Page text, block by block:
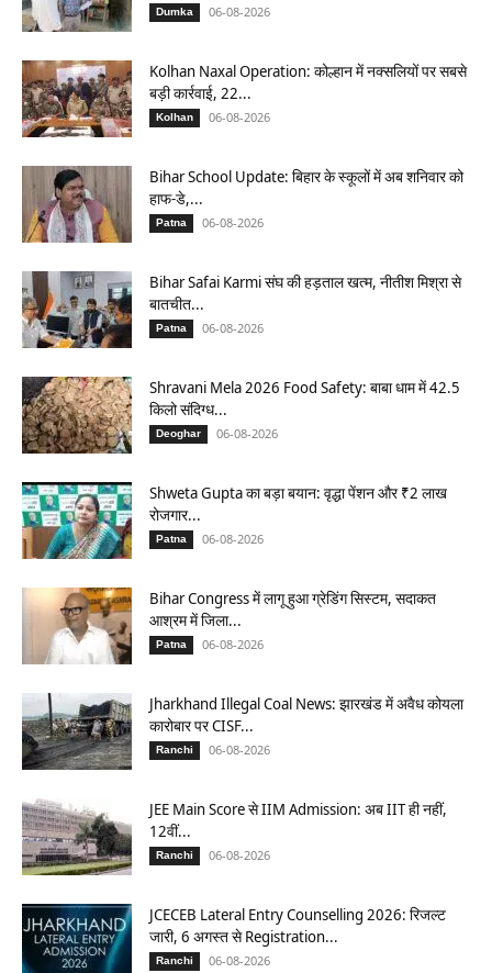
Dumka 06-08-2026
Kolhan Naxal Operation: कोल्हान में नक्सलियों पर सबसे
बड़ी कार्रवाई, 22...
Kolhan 06-08-2026
Bihar School Update: बिहार के स्कूलों में अब शनिवार को
हाफ-डे,...
Patna 06-08-2026
Bihar Safai Karmi संघ की हड़ताल खत्म, नीतीश मिश्रा से
बातचीत...
Patna 06-08-2026
Shravani Mela 2026 Food Safety: बाबा धाम में 42.5
किलो संदिग्ध...
Deoghar 06-08-2026
Shweta Gupta का बड़ा बयान: वृद्धा पेंशन और ₹2 लाख
रोजगार...
Patna 06-08-2026
Bihar Congress में लागू हुआ ग्रेडिंग सिस्टम, सदाकत
आश्रम में जिला...
Patna 06-08-2026
Jharkhand Illegal Coal News: झारखंड में अवैध कोयला
कारोबार पर CISF...
Ranchi 06-08-2026
JEE Main Score से IIM Admission: अब IIT ही नहीं,
12वीं...
Ranchi 06-08-2026
JCECEB Lateral Entry Counselling 2026: रिजल्ट
जारी, 6 अगस्त से Registration...
Ranchi 06-08-2026